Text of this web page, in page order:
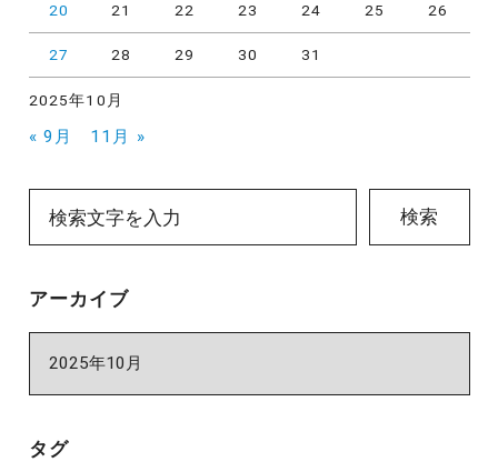
2025年10月
20 21 22 23 24 25 26
27 28 29 30 31
« 9月 11月 »
検索
アーカイブ
ブ
タグ